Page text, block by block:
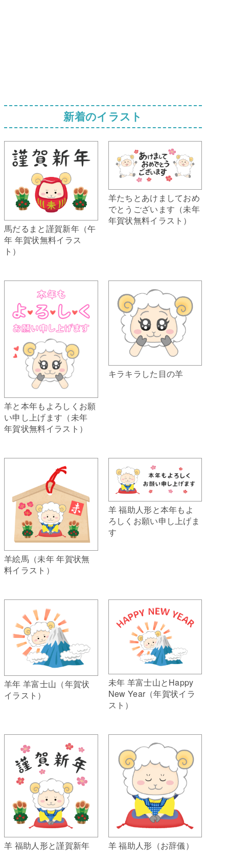
新着のイラスト
馬だるまと謹賀新年（午
年 年賀状無料イラス
ト）
羊たちとあけましておめ
でとうございます（未年
年賀状無料イラスト）
羊と本年もよろしくお願
い申し上げます（未年
年賀状無料イラスト）
キラキラした目の羊
羊絵馬（未年 年賀状無
料イラスト）
羊 福助人形と本年もよ
ろしくお願い申し上げま
す
羊年 羊富士山（年賀状
イラスト）
未年 羊富士山とHappy
New Year（年賀状イラ
スト）
羊 福助人形と謹賀新年 羊 福助人形（お辞儀）